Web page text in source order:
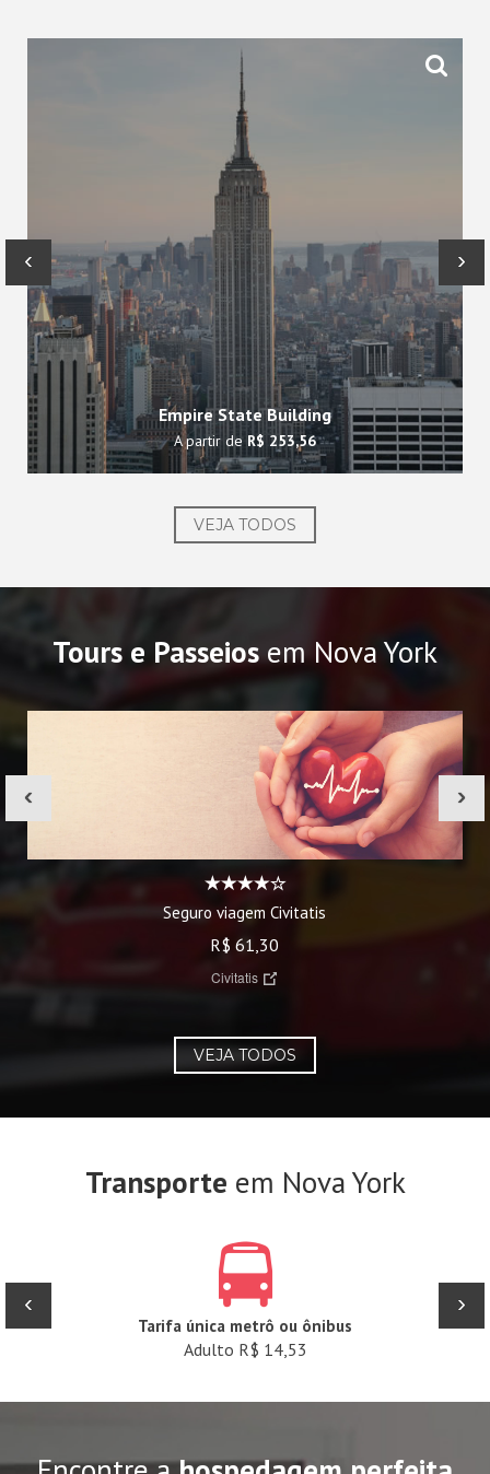
Empire State Building
A partir de R$ 253,56
‹ ›
VEJA TODOS
Tours e Passeios em Nova York
Seguro viagem Civitatis
R$ 61,30
Civitatis
‹ ›
VEJA TODOS
Transporte em Nova York
Tarifa única metrô ou ônibus
Adulto R$ 14,53
‹ ›